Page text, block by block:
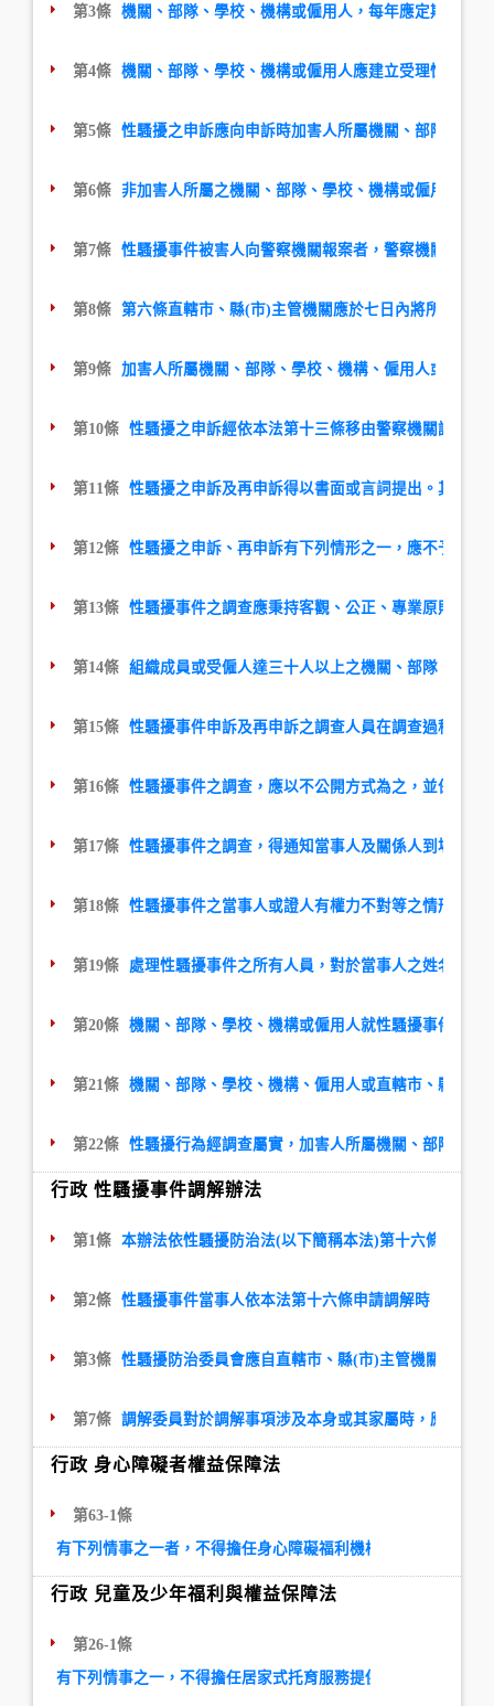
第3條 機關、部隊、學校、機構或僱用人，每年應定期舉辦
第4條 機關、部隊、學校、機構或僱用人應建立受理性騷擾
第5條 性騷擾之申訴應向申訴時加害人所屬機關、部隊、學
第6條 非加害人所屬之機關、部隊、學校、機構或僱用人接
第7條 性騷擾事件被害人向警察機關報案者，警察機關應依
第8條 第六條直轄市、縣(市)主管機關應於七日內將所接獲
第9條 加害人所屬機關、部隊、學校、機構、僱用人或性騷
第10條 性騷擾之申訴經依本法第十三條移由警察機關調查
第11條 性騷擾之申訴及再申訴得以書面或言詞提出。其以
第12條 性騷擾之申訴、再申訴有下列情形之一，應不予受
第13條 性騷擾事件之調查應秉持客觀、公正、專業原則，
第14條 組織成員或受僱人達三十人以上之機關、部隊、學
第15條 性騷擾事件申訴及再申訴之調查人員在調查過程中
第16條 性騷擾事件之調查，應以不公開方式為之，並保護當
第17條 性騷擾事件之調查，得通知當事人及關係人到場說明
第18條 性騷擾事件之當事人或證人有權力不對等之情形時
第19條 處理性騷擾事件之所有人員，對於當事人之姓名或
第20條 機關、部隊、學校、機構或僱用人就性騷擾事件調
第21條 機關、部隊、學校、機構、僱用人或直轄市、縣(市)
第22條 性騷擾行為經調查屬實，加害人所屬機關、部隊、
行政 性騷擾事件調解辦法
第1條 本辦法依性騷擾防治法(以下簡稱本法)第十六條第三項
第2條 性騷擾事件當事人依本法第十六條申請調解時，應向
第3條 性騷擾防治委員會應自直轄市、縣(市)主管機關受理
第7條 調解委員對於調解事項涉及本身或其家屬時，應自行
行政 身心障礙者權益保障法
第63-1條
有下列情事之一者，不得擔任身心障礙福利機構之業務負責人
行政 兒童及少年福利與權益保障法
第26-1條
有下列情事之一，不得擔任居家式托育服務提供者：一、曾犯